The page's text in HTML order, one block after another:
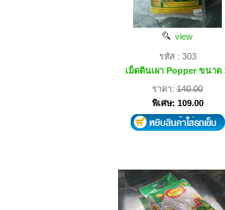
view
รหัส : 303
เม็ดดินเผา Popper ขนาด
ราคา: 140.00
พิเศษ: 109.00